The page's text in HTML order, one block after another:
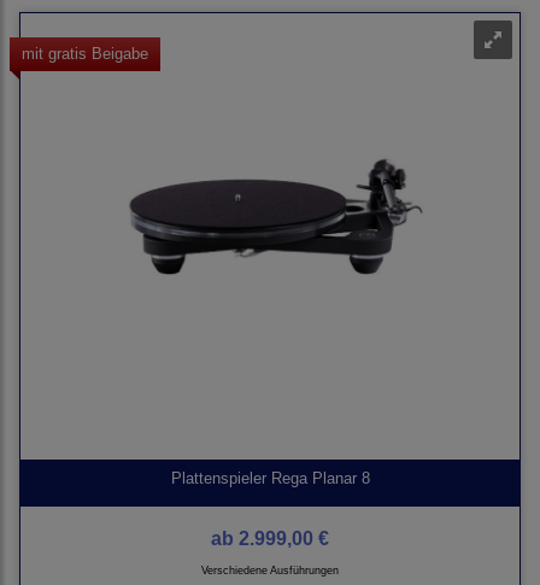
mit gratis Beigabe
Plattenspieler Rega Planar 8
ab 2.999,00 €
Verschiedene Ausführungen